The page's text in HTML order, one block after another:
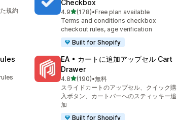
規約
Checkbox
4.95つ星中
(178)
合計レビュー数：178件
•Free plan available
Terms and conditions checkbox
checkout rules, age verification
Built for Shopify
EA • カートに追加アップセル Cart
Drawer
4.85つ星中
(190)
合計レビュー数：190件
•無料
スライドカートのアップセル、クイック購
入ボタン、カートバーへのスティッキー追
加
Built for Shopify